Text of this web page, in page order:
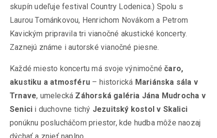
skupín udeľuje festival Country Lodenica.) Spolu s
Laurou Tománkovou, Henrichom Novákom a Petrom
Kavickým pripravila tri vianočné akustické koncerty.
Zaznejú známe i autorské vianočné piesne.
Každé miesto koncertu má svoje výnimočnéčaro,
akustiku a atmosféru – historická Mariánska sála v
Trnave, umelecká Záhorská galéria Jána Mudrocha v
Senici i duchovne tichý Jezuitský kostol v Skalici
ponúknu poslucháčom priestor, kde hudba môže naozaj